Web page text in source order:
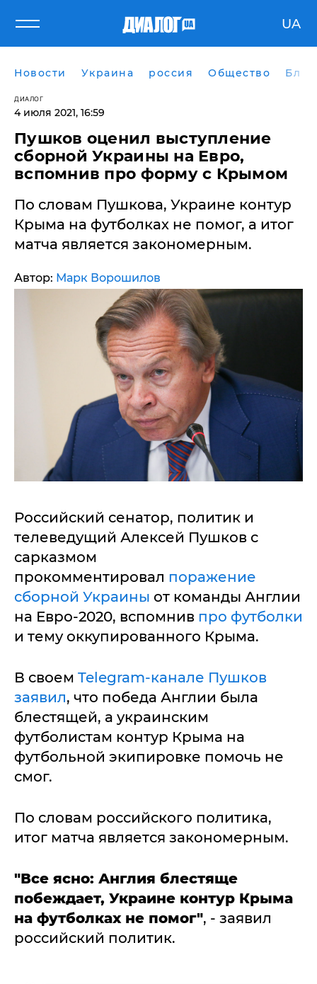
UA
Новости Украина россия Общество
ДИАЛОГ
4 июля 2021, 16:59
Пушков оценил выступление
сборной Украины на Евро,
вспомнив про форму с Крымом
По словам Пушкова, Украине контур
Крыма на футболках не помог, а итог
матча является закономерным.
Автор: Марк Ворошилов
Российский сенатор, политик и
телеведущий Алексей Пушков с
сарказмом
прокомментировал поражение
сборной Украины от команды Англии
на Евро-2020, вспомнив про футболки
и тему оккупированного Крыма.
В своем Telegram-канале Пушков
заявил, что победа Англии была
блестящей, а украинским
футболистам контур Крыма на
футбольной экипировке помочь не
смог.
По словам российского политика,
итог матча является закономерным.
"Все ясно: Англия блестяще
побеждает, Украине контур Крыма
на футболках не помог", - заявил
российский политик.